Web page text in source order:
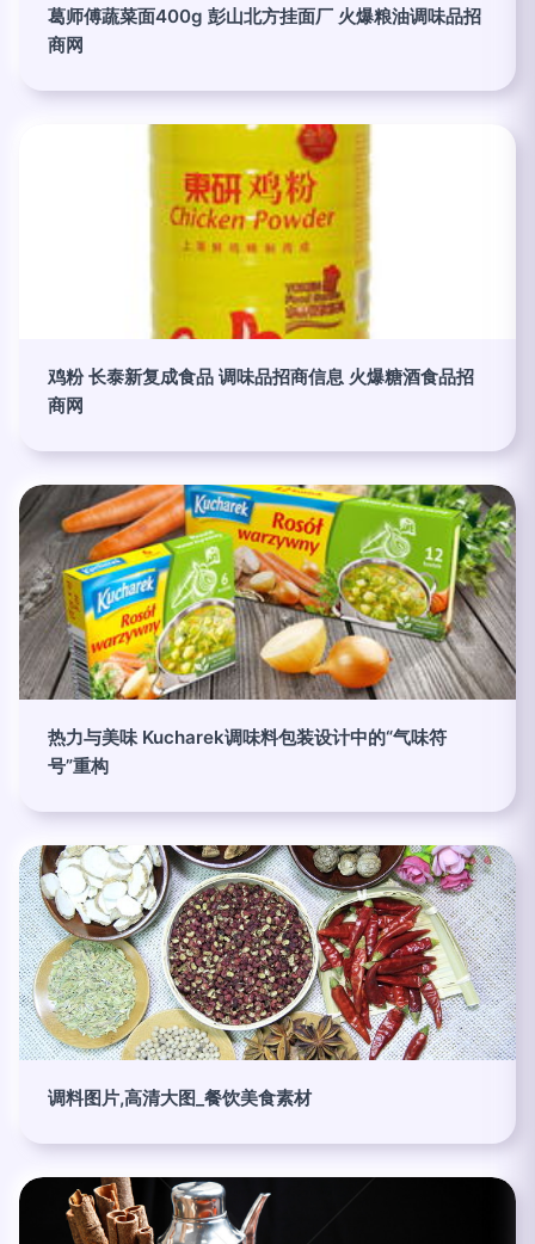
葛师傅蔬菜面400g 彭山北方挂面厂 火爆粮油调味品招
商网
鸡粉 长泰新复成食品 调味品招商信息 火爆糖酒食品招
商网
热力与美味 Kucharek调味料包装设计中的“气味符
号”重构
调料图片,高清大图_餐饮美食素材